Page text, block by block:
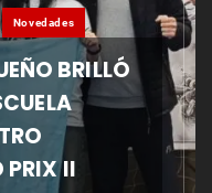
Novedades
BRILLÓ
PRIX II